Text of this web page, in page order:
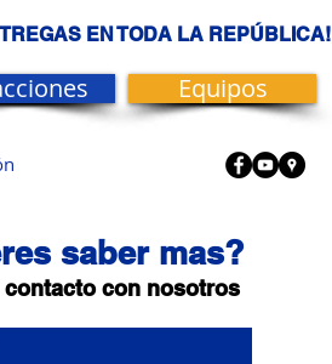
EN TODA LA REPÚBLICA!
Equipos
saber mas?
contacto con nosotros